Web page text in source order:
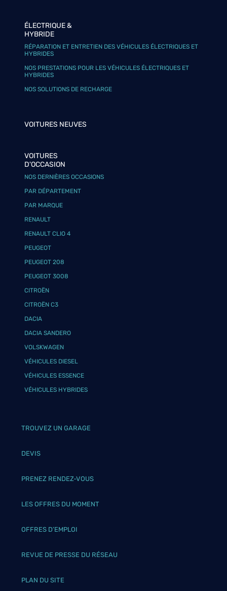
ÉLECTRIQUE &
HYBRIDE
RÉPARATION ET ENTRETIEN DES VÉHICULES ÉLECTRIQUES ET
HYBRIDES
NOS PRESTATIONS POUR LES VÉHICULES ÉLECTRIQUES ET
HYBRIDES
NOS SOLUTIONS DE RECHARGE
VOITURES NEUVES
VOITURES
D'OCCASION
NOS DERNIÈRES OCCASIONS
PAR DÉPARTEMENT
PAR MARQUE
RENAULT
RENAULT CLIO 4
PEUGEOT
PEUGEOT 208
PEUGEOT 3008
CITROËN
CITROËN C3
DACIA
DACIA SANDERO
VOLSKWAGEN
VÉHICULES DIESEL
VÉHICULES ESSENCE
VÉHICULES HYBRIDES
TROUVEZ UN GARAGE
DEVIS
PRENEZ RENDEZ-VOUS
LES OFFRES DU MOMENT
OFFRES D’EMPLOI
REVUE DE PRESSE DU RÉSEAU
PLAN DU SITE